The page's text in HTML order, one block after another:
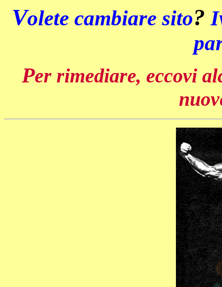
Volete cambiare sito?
Per rimediare, eccovi